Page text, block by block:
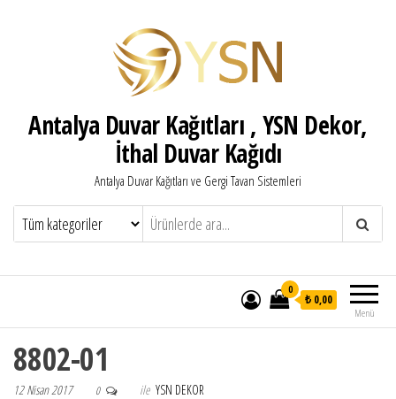
Antalya Duvar Kağıtları , YSN Dekor,
İthal Duvar Kağıdı
Antalya Duvar Kağıtları ve Gergi Tavan Sistemleri
Menü
0
₺ 0,00
8802-01
12 Nisan 2017 0 ile YSN DEKOR